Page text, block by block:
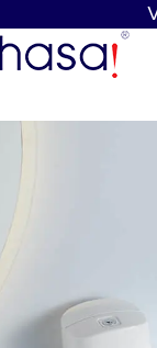
Secador de